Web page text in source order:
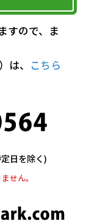
16～18時
指定なし
)
イル
くはこちら▶
すので、ま
、
こちら
日を除く)
せん。